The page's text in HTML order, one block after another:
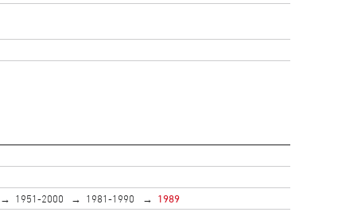
1951-2000 1981-1990
1989